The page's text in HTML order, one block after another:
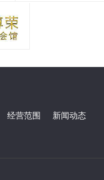
经营范围
新闻动态